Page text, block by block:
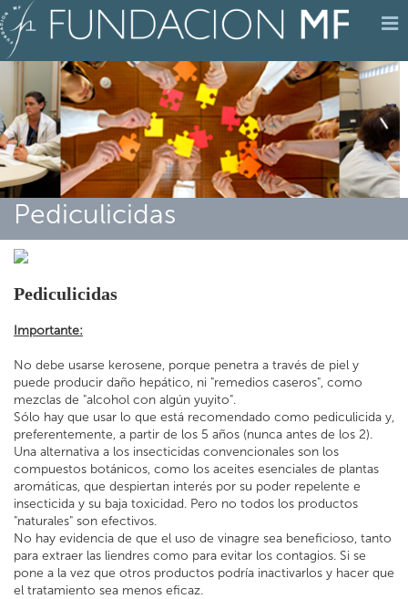
Pediculicidas
Pediculicidas
Importante:
No debe usarse kerosene, porque penetra a través de piel y
puede producir daño hepático, ni "remedios caseros", como
mezclas de "alcohol con algún yuyito".
Sólo hay que usar lo que está recomendado como pediculicida y,
preferentemente, a partir de los 5 años (nunca antes de los 2).
Una alternativa a los insecticidas convencionales son los
compuestos botánicos, como los aceites esenciales de plantas
aromáticas, que despiertan interés por su poder repelente e
insecticida y su baja toxicidad. Pero no todos los productos
"naturales" son efectivos.
No hay evidencia de que el uso de vinagre sea beneficioso, tanto
para extraer las liendres como para evitar los contagios. Si se
pone a la vez que otros productos podría inactivarlos y hacer que
el tratamiento sea menos eficaz.